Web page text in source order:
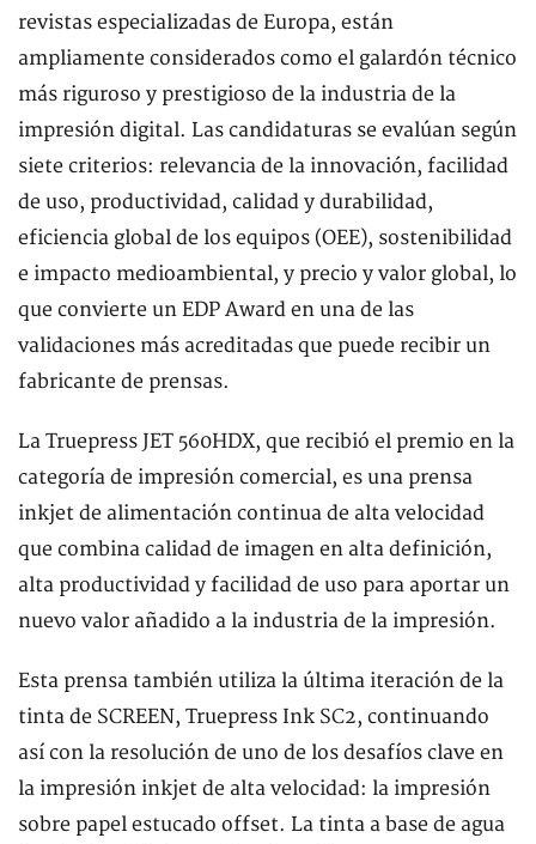
revistas especializadas de Europa, están
ampliamente considerados como el galardón técnico
más riguroso y prestigioso de la industria de la
impresión digital. Las candidaturas se evalúan según
siete criterios: relevancia de la innovación, facilidad
de uso, productividad, calidad y durabilidad,
eficiencia global de los equipos (OEE), sostenibilidad
e impacto medioambiental, y precio y valor global, lo
que convierte un EDP Award en una de las
validaciones más acreditadas que puede recibir un
fabricante de prensas.
La Truepress JET 560HDX, que recibió el premio en la
categoría de impresión comercial, es una prensa
inkjet de alimentación continua de alta velocidad
que combina calidad de imagen en alta definición,
alta productividad y facilidad de uso para aportar un
nuevo valor añadido a la industria de la impresión.
Esta prensa también utiliza la última iteración de la
tinta de SCREEN, Truepress Ink SC2, continuando
así con la resolución de uno de los desafíos clave en
la impresión inkjet de alta velocidad: la impresión
sobre papel estucado offset. La tinta a base de agua